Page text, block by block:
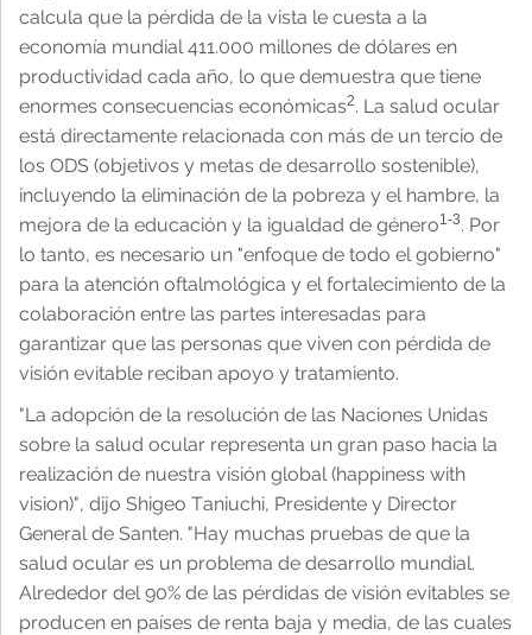
calcula que la pérdida de la vista le cuesta a la
economía mundial 411.000 millones de dólares en
productividad cada año, lo que demuestra que tiene
enormes consecuencias económicas2. La salud ocular
está directamente relacionada con más de un tercio de
los ODS (objetivos y metas de desarrollo sostenible),
incluyendo la eliminación de la pobreza y el hambre, la
mejora de la educación y la igualdad de género1-3. Por
lo tanto, es necesario un "enfoque de todo el gobierno"
para la atención oftalmológica y el fortalecimiento de la
colaboración entre las partes interesadas para
garantizar que las personas que viven con pérdida de
visión evitable reciban apoyo y tratamiento.
"La adopción de la resolución de las Naciones Unidas
sobre la salud ocular representa un gran paso hacia la
realización de nuestra visión global (happiness with
vision)", dijo Shigeo Taniuchi, Presidente y Director
General de Santen. "Hay muchas pruebas de que la
salud ocular es un problema de desarrollo mundial.
Alrededor del 90% de las pérdidas de visión evitables se
producen en países de renta baja y media, de las cuales